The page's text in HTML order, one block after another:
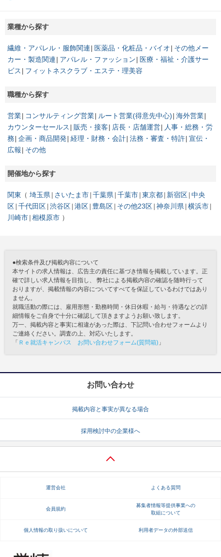
業種から探す
繊維・アパレル・服飾関連 医薬品・化粧品・バイオ
その他メー
カー・製造関連
アパレル・ファッション
医療・福祉・介護サー
ビス
フィットネスクラブ・エステ・理美容
職種から探す
営業 コンサルティング営業 ルート営業(得意先中心) 海外営業
カウンターセールス
販売・接客 店長・店舗運営
人事・総務・労
務 企画・商品開発 経理・財務・会計 法務・審査・特許 宣伝・
広報
その他
開催地から探す
関東 埼玉県 さいたま市 千葉県 千葉市 東京都 新宿区 中央
区 千代田区 渋谷区 港区 豊島区 その他23区 神奈川県 横浜市
川崎市 相模原市
●検索条件及び掲載内容について
本サイトの求人情報は、広告主の責任に基づき情報を掲載しています。正
確で詳しい求人情報を目指し、 弊社による掲載内容の確認を随時行って
おりますが、掲載情報の内容についてすべてを保証しているわけではあり
ません。
就職活動の際には、雇用形態・勤務時間・休日休暇・給与・待遇などの詳
細情報をご自身で十分に確認して頂きますようお願い致します。
万一、掲載内容と事実に相違があった際は、下記問い合わせフォームより
ご連絡ください。調査の上、対応いたします。
「 Ｒｅ就活キャンパス お問い合わせフォーム(質問箱) 」
お問い合わせ
掲載内容と事実が異なる場合
採用検討中の企業様へ
運営会社 よくある質問
会員規約
募集者情報等提供事業への
取組について
個人情報の取り扱いについて 利用者データの外部送信